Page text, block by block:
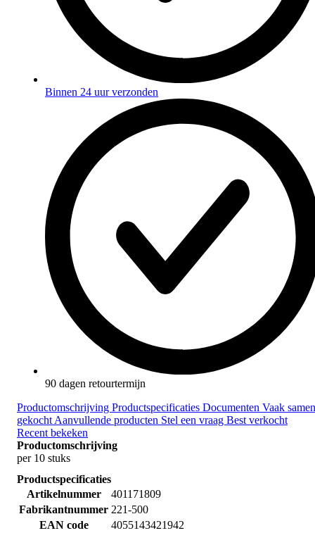
Binnen 24 uur verzonden
90 dagen retourtermijn
Productomschrijving Productspecificaties Documenten Vaak samen
gekocht Aanvullende producten Stel een vraag Best verkocht
Recent bekeken
Productomschrijving
per 10 stuks
Productspecificaties
Artikelnummer
401171809
Fabrikantnummer 221-500
EAN code
4055143421942